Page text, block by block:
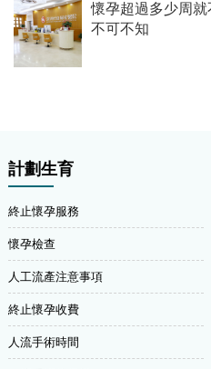
懷孕超過多少周就
不可不知
計劃生育
終止懷孕服務
懷孕檢查
人工流產注意事項
終止懷孕收費
人流手術時間